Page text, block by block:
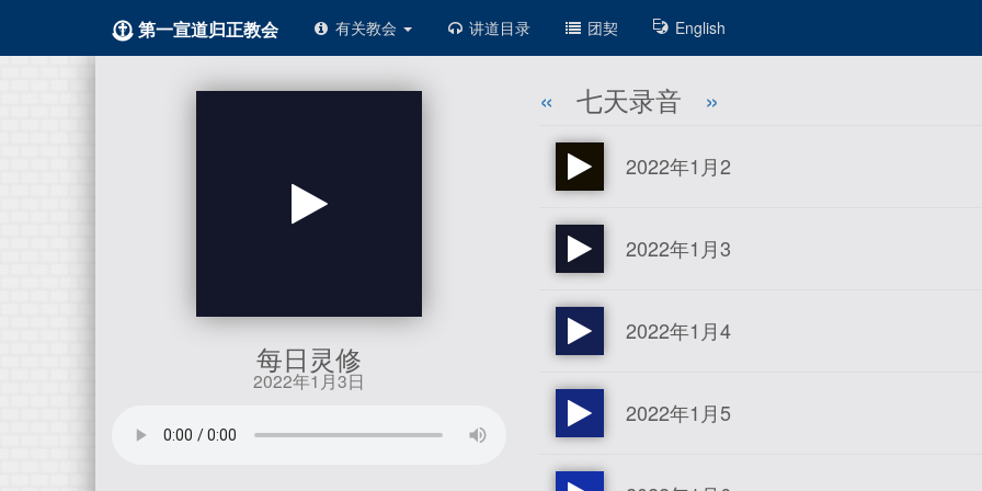
第一宣道归正教会 有关教会 讲道目录 团契 English
每日灵修
2022年1月3日
« 七天录音 »
2022年1月2
2022年1月3
2022年1月4
2022年1月5